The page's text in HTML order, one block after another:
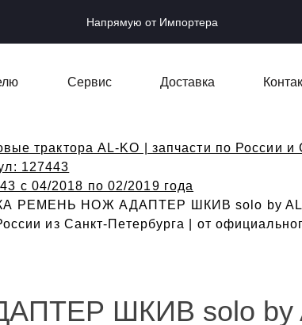
Напрямую от Импортера
Сервис Доставка
трактора AL-KO | запчасти по России
127443
с 04/2018 по 02/2019 года
РЕМЕНЬ НОЖ АДАПТЕР ШКИВ solo by AL-
из Санкт-Петербурга | от
ШКИВ solo by